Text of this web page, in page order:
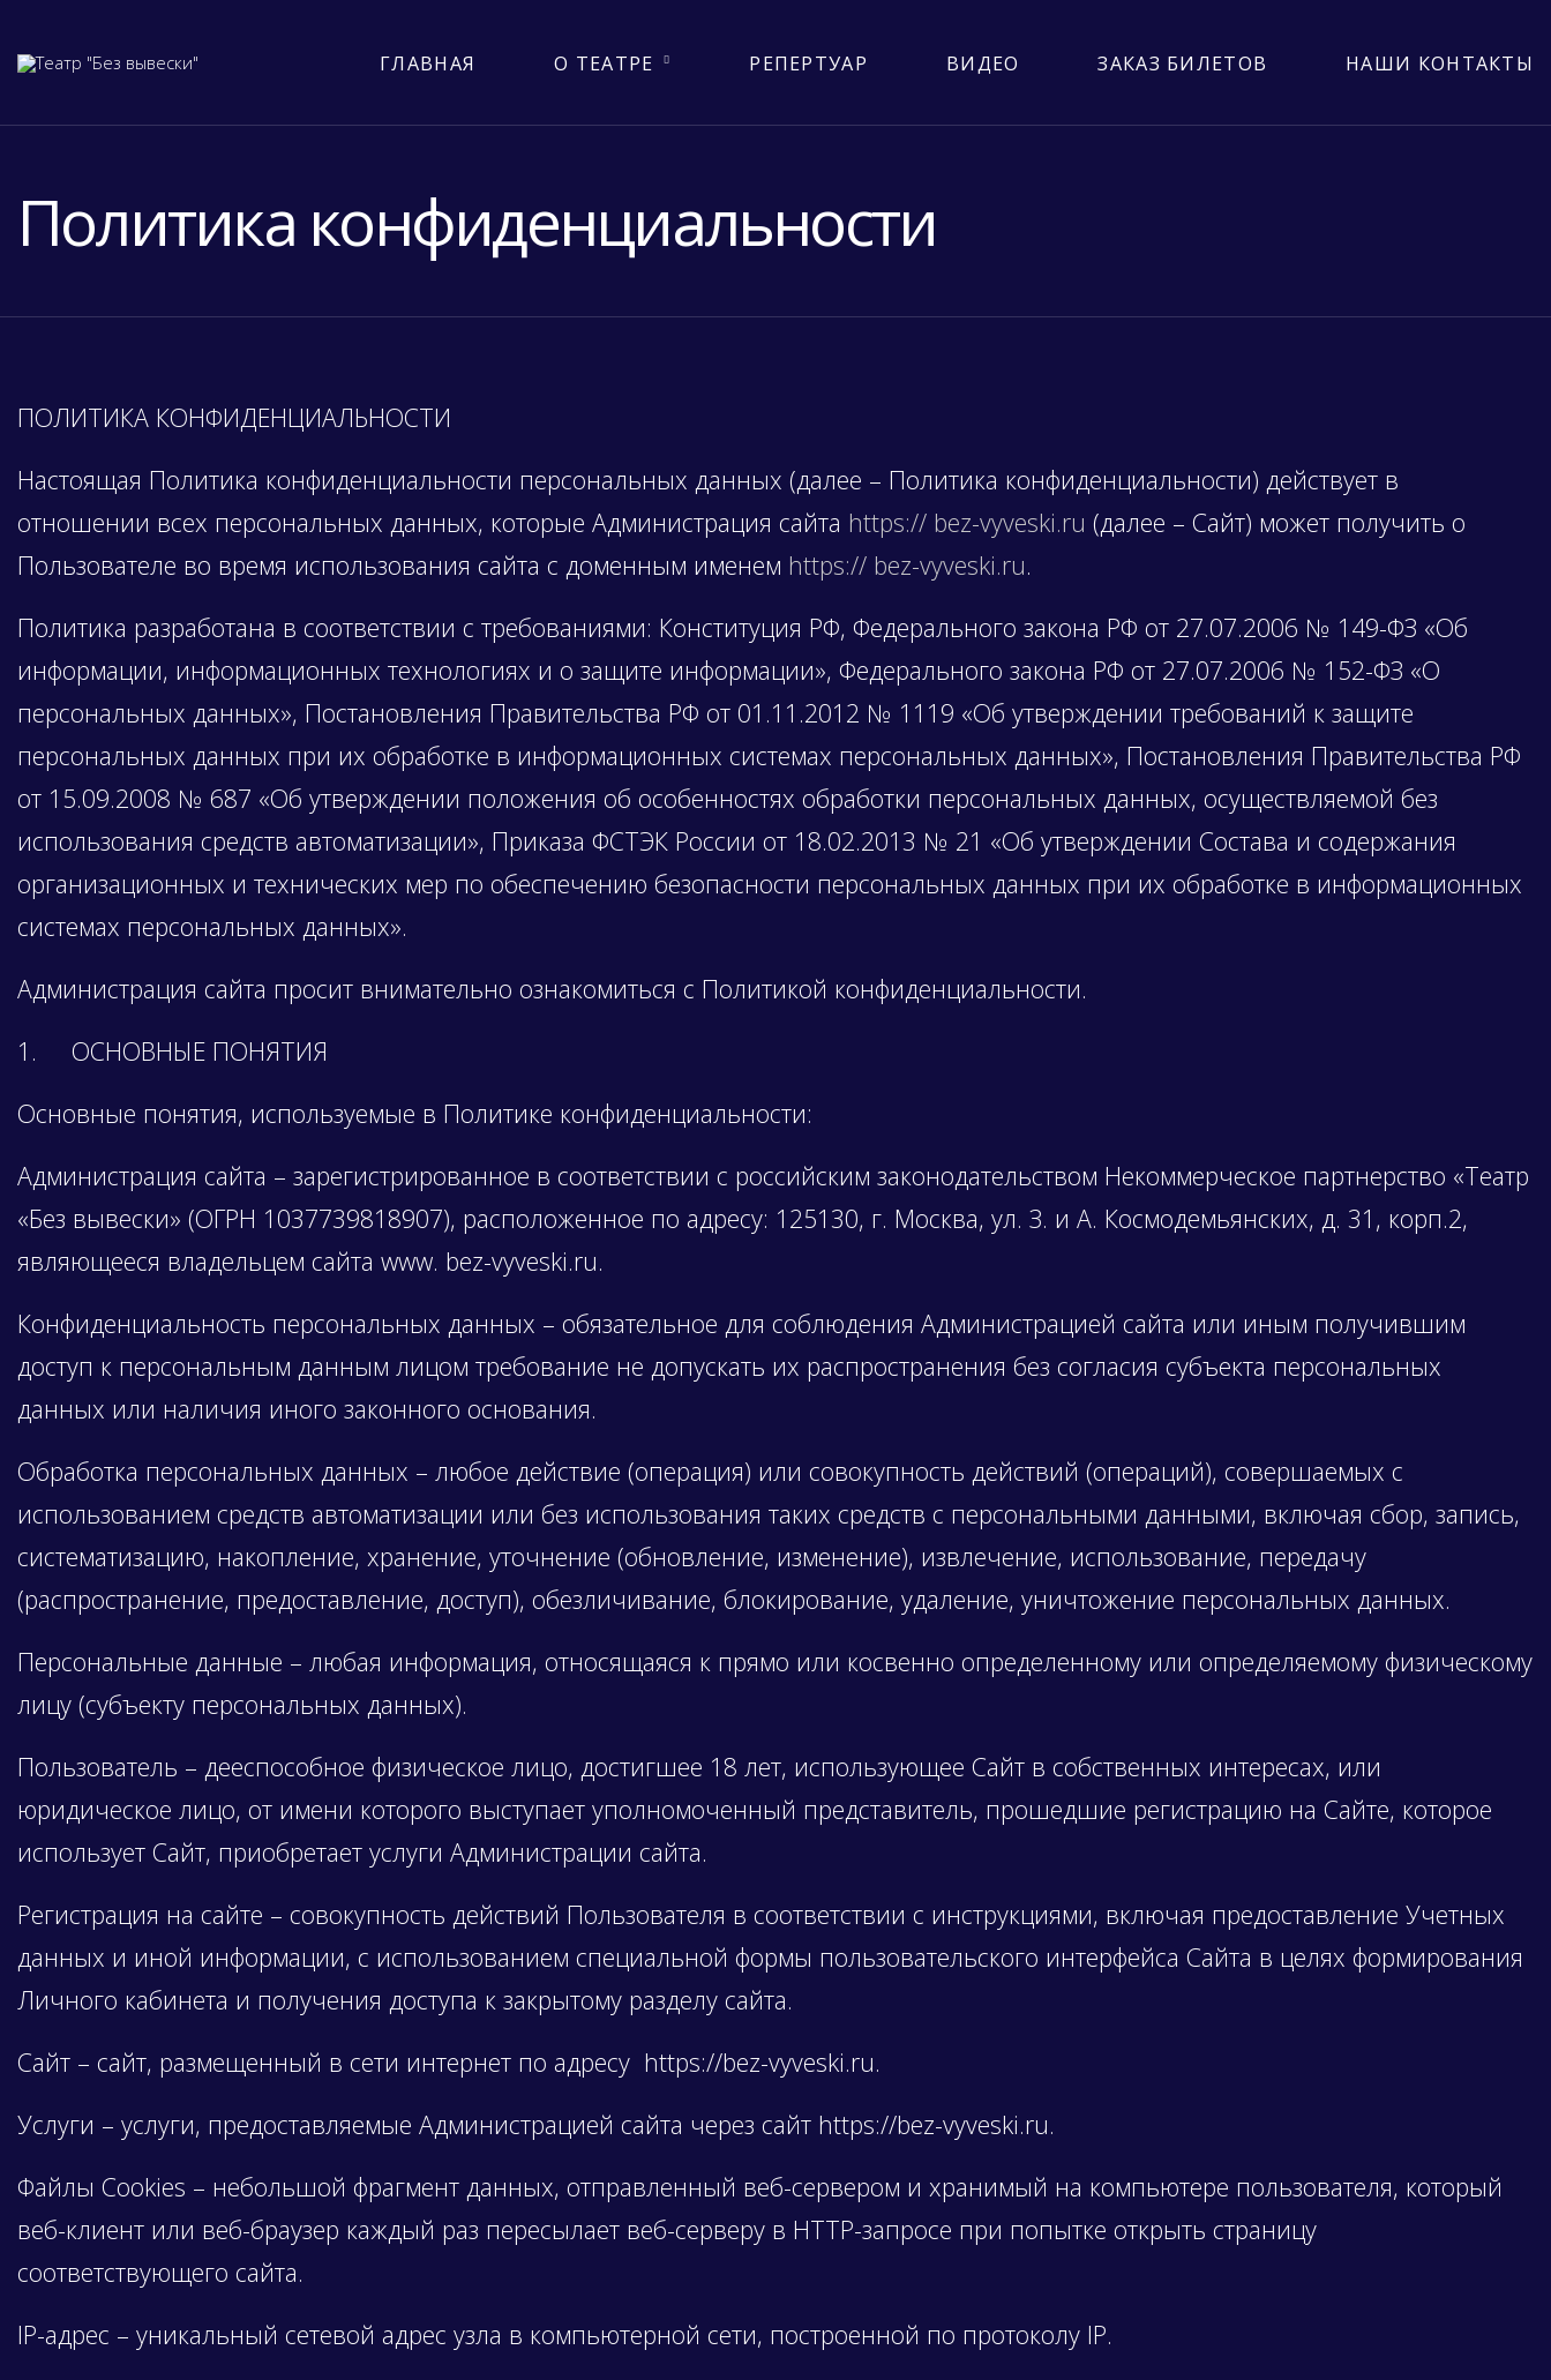
ГЛАВНАЯ О ТЕАТРЕ РЕПЕРТУАР ВИДЕО ЗАКАЗ БИЛЕТОВ НАШИ КОНТАКТЫ
Политика конфиденциальности
ПОЛИТИКА КОНФИДЕНЦИАЛЬНОСТИ
Настоящая Политика конфиденциальности персональных данных (далее – Политика конфиденциальности) действует в
отношении всех персональных данных, которые Администрация сайта https:// bez-vyveski.ru (далее – Сайт) может получить о
Пользователе во время использования сайта с доменным именем https:// bez-vyveski.ru.
Политика разработана в соответствии с требованиями: Конституция РФ, Федерального закона РФ от 27.07.2006 № 149-ФЗ «Об
информации, информационных технологиях и о защите информации», Федерального закона РФ от 27.07.2006 № 152-ФЗ «О
персональных данных», Постановления Правительства РФ от 01.11.2012 № 1119 «Об утверждении требований к защите
персональных данных при их обработке в информационных системах персональных данных», Постановления Правительства РФ
от 15.09.2008 № 687 «Об утверждении положения об особенностях обработки персональных данных, осуществляемой без
использования средств автоматизации», Приказа ФСТЭК России от 18.02.2013 № 21 «Об утверждении Состава и содержания
организационных и технических мер по обеспечению безопасности персональных данных при их обработке в информационных
системах персональных данных».
Администрация сайта просит внимательно ознакомиться с Политикой конфиденциальности.
1. ОСНОВНЫЕ ПОНЯТИЯ
Основные понятия, используемые в Политике конфиденциальности:
Администрация сайта – зарегистрированное в соответствии с российским законодательством Некоммерческое партнерство «Театр
«Без вывески» (ОГРН 1037739818907), расположенное по адресу: 125130, г. Москва, ул. З. и А. Космодемьянских, д. 31, корп.2,
являющееся владельцем сайта www. bez-vyveski.ru.
Конфиденциальность персональных данных – обязательное для соблюдения Администрацией сайта или иным получившим
доступ к персональным данным лицом требование не допускать их распространения без согласия субъекта персональных
данных или наличия иного законного основания.
Обработка персональных данных – любое действие (операция) или совокупность действий (операций), совершаемых с
использованием средств автоматизации или без использования таких средств с персональными данными, включая сбор, запись,
систематизацию, накопление, хранение, уточнение (обновление, изменение), извлечение, использование, передачу
(распространение, предоставление, доступ), обезличивание, блокирование, удаление, уничтожение персональных данных.
Персональные данные – любая информация, относящаяся к прямо или косвенно определенному или определяемому физическому
лицу (субъекту персональных данных).
Пользователь – дееспособное физическое лицо, достигшее 18 лет, использующее Сайт в собственных интересах, или
юридическое лицо, от имени которого выступает уполномоченный представитель, прошедшие регистрацию на Сайте, которое
использует Сайт, приобретает услуги Администрации сайта.
Регистрация на сайте – совокупность действий Пользователя в соответствии с инструкциями, включая предоставление Учетных
данных и иной информации, с использованием специальной формы пользовательского интерфейса Сайта в целях формирования
Личного кабинета и получения доступа к закрытому разделу сайта.
Сайт – сайт, размещенный в сети интернет по адресу https://bez-vyveski.ru.
Услуги – услуги, предоставляемые Администрацией сайта через сайт https://bez-vyveski.ru.
Файлы Cookies – небольшой фрагмент данных, отправленный веб-сервером и хранимый на компьютере пользователя, который
веб-клиент или веб-браузер каждый раз пересылает веб-серверу в HTTP-запросе при попытке открыть страницу
соответствующего сайта.
IP-адрес – уникальный сетевой адрес узла в компьютерной сети, построенной по протоколу IP.